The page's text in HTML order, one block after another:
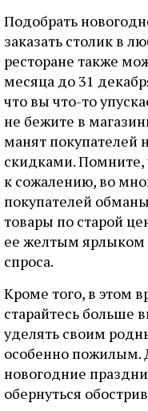
Подобрать
заказать столик в
ресторане также
месяца до 31
что вы что-то
не бежите в
манят
скидками. Помните,
к сожалению, во
покупателей
товары по старой
ее желтым ярлыком
спроса.
Кроме того, в этом
старайтесь больше
уделять своим
особенно пожилым.
новогодние
обернуться